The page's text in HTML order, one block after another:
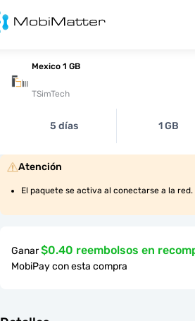
Mexico 1 GB
TSimTech
5 días 1 GB
Atención
El paquete se activa al conectarse a la red.
Ganar$0.40 reembolsos en
MobiPay con esta compra